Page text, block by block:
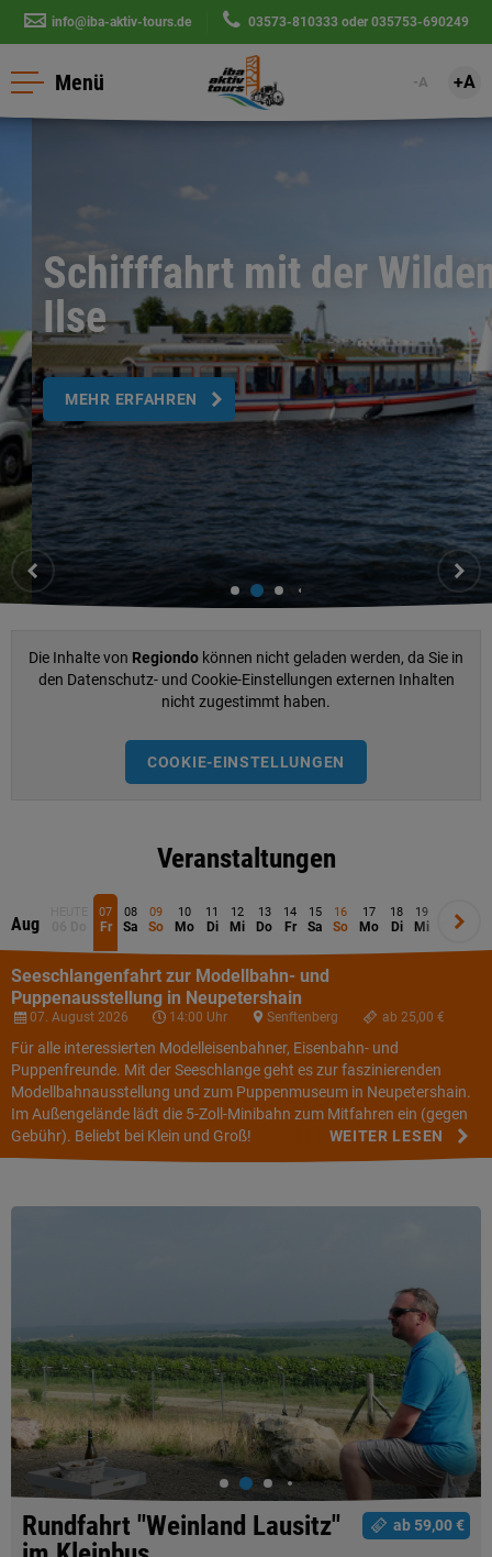
info@iba-aktiv-tours.de 03573-810333oder 035753-690249
Menü -A +A
Schifffahrt mit der Wilden
Ilse
MEHR ERFAHREN
Die Inhalte von Regiondo können nicht geladen werden, da Sie in
den Datenschutz- und Cookie-Einstellungen externen Inhalten
nicht zugestimmt haben.
COOKIE-EINSTELLUNGEN
Veranstaltungen
Aug
07
Fr
08
Sa
09
So
10
Mo
11
Di
12
Mi
13
Do
14
Fr
15
Sa
16
So
17
Mo
18
Di
19
Mi
20
Do
Aug
Seeschlangenfahrt zur Modellbahn- und
Puppenausstellung in Neupetershain
07. August 2026 14:00 Uhr Senftenberg ab 25,00 €
Für alle interessierten Modelleisenbahner, Eisenbahn- und
Puppenfreunde. Mit der Seeschlange geht es zur faszinierenden
Modellbahnausstellung und zum Puppenmuseum in Neupetershain.
Im Außengelände lädt die 5-Zoll-Minibahn zum Mitfahren ein (gegen
Gebühr). Beliebt bei Klein und Groß!
WEITER LESEN
ab 59,00 €
Rundfahrt "Weinland Lausitz"